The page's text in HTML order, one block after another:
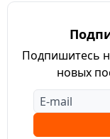
Подпишитесь
новых